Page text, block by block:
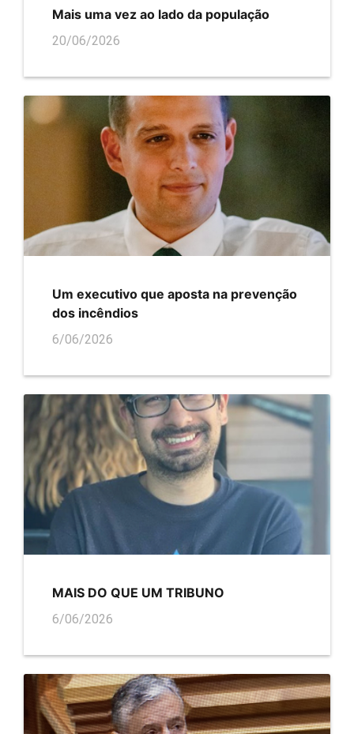
Mais uma vez ao lado da população
20/06/2026
Um executivo que aposta na prevenção
dos incêndios
6/06/2026
MAIS DO QUE UM TRIBUNO
6/06/2026